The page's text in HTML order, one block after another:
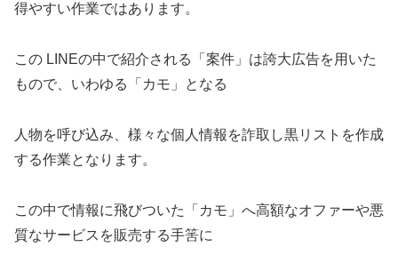
得やすい作業ではあります。
この LINEの中で紹介される「案件」は誇大広告を用いた
もので、いわゆる「カモ」となる
人物を呼び込み、様々な個人情報を詐取し黒リストを作成
する作業となります。
この中で情報に飛びついた「カモ」へ高額なオファーや悪
質なサービスを販売する手筈に